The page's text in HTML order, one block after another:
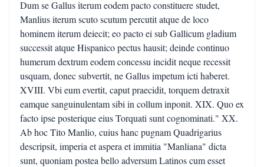
Dum se Gallus iterum eodem pacto constituere studet,
Manlius iterum scuto scutum percutit atque de loco
hominem iterum deiecit; eo pacto ei sub Gallicum gladium
successit atque Hispanico pectus hausit; deinde continuo
humerum dextrum eodem concessu incidit neque recessit
usquam, donec subvertit, ne Gallus impetum icti haberet.
XVIII. Vbi eum evertit, caput praecidit, torquem detraxit
eamque sanguinulentam sibi in collum inponit. XIX. Quo ex
facto ipse posterique eius Torquati sunt cognominati." XX.
Ab hoc Tito Manlio, cuius hanc pugnam Quadrigarius
descripsit, imperia et aspera et immitia "Manliana" dicta
sunt, quoniam postea bello adversum Latinos cum esset